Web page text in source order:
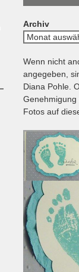
Archiv
Archiv
Wenn nicht
angegeben,
Diana Pohle.
Fotos auf